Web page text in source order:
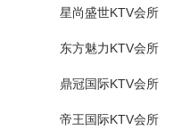
星尚盛世KTV会所
东方魅力KTV会所
鼎冠国际KTV会所
帝王国际KTV会所